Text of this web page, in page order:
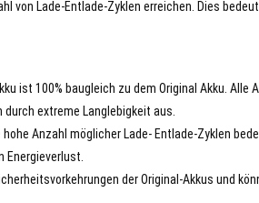
von Lade-Entlade-Zyklen erreichen. Dies
ist 100% baugleich zu dem Original Akku. Alle
extreme Langlebigkeit aus.
Anzahl möglicher Lade- Entlade-Zyklen
der Original-Akkus und